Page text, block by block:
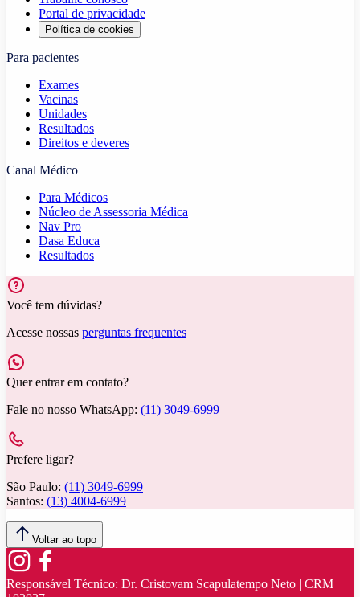
Portal de privacidade
Política de cookies
Para pacientes
Exames
Vacinas
Unidades
Resultados
Direitos e deveres
Canal Médico
Para Médicos
Núcleo de Assessoria Médica
Nav Pro
Dasa Educa
Resultados
Você tem dúvidas?
Acesse nossas perguntas frequentes
Quer entrar em contato?
Fale no nosso WhatsApp: (11) 3049-6999
Prefere ligar?
São Paulo: (11) 3049-6999
Santos: (13) 4004-6999
Voltar ao topo
Responsável Técnico: Dr. Cristovam Scapulatempo Neto | CRM